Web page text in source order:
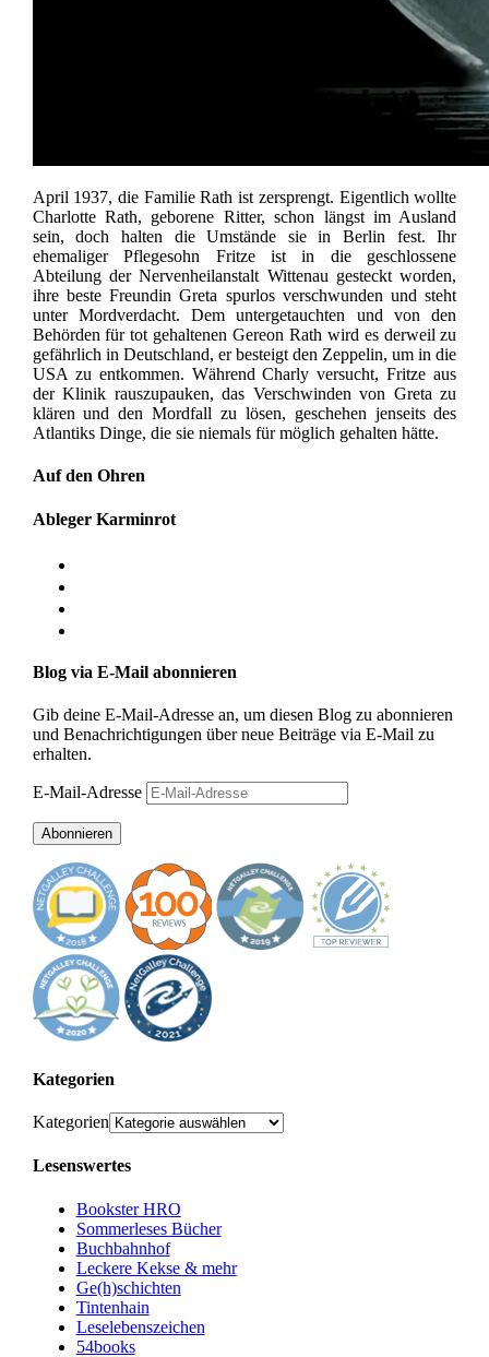
April 1937, die Familie Rath ist zersprengt. Eigentlich wollte
Charlotte Rath, geborene Ritter, schon längst im Ausland
sein, doch halten die Umstände sie in Berlin fest. Ihr
ehemaliger Pflegesohn Fritze ist in die geschlossene
Abteilung der Nervenheilanstalt Wittenau gesteckt worden,
ihre beste Freundin Greta spurlos verschwunden und steht
unter Mordverdacht. Dem untergetauchten und von den
Behörden für tot gehaltenen Gereon Rath wird es derweil zu
gefährlich in Deutschland, er besteigt den Zeppelin, um in die
USA zu entkommen. Während Charly versucht, Fritze aus
der Klinik rauszupauken, das Verschwinden von Greta zu
klären und den Mordfall zu lösen, geschehen jenseits des
Atlantiks Dinge, die sie niemals für möglich gehalten hätte.
Auf den Ohren
Ableger Karminrot
Blog via E-Mail abonnieren
Gib deine E-Mail-Adresse an, um diesen Blog zu abonnieren
und Benachrichtigungen über neue Beiträge via E-Mail zu
erhalten.
E-Mail-Adresse
Abonnieren
Kategorien
Kategorien
Lesenswertes
Bookster HRO
Sommerleses Bücher
Buchbahnhof
Leckere Kekse & mehr
Ge(h)schichten
Tintenhain
Leselebenszeichen
54books